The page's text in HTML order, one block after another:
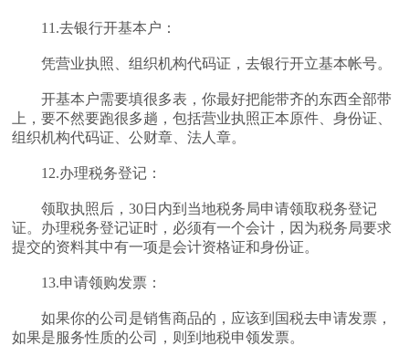
11.去银行开基本户：
凭营业执照、组织机构代码证，去银行开立基本帐号。
开基本户需要填很多表，你最好把能带齐的东西全部带
上，要不然要跑很多趟，包括营业执照正本原件、身份证、
组织机构代码证、公财章、法人章。
12.办理税务登记：
领取执照后，30日内到当地税务局申请领取税务登记
证。办理税务登记证时，必须有一个会计，因为税务局要求
提交的资料其中有一项是会计资格证和身份证。
13.申请领购发票：
如果你的公司是销售商品的，应该到国税去申请发票，
如果是服务性质的公司，则到地税申领发票。